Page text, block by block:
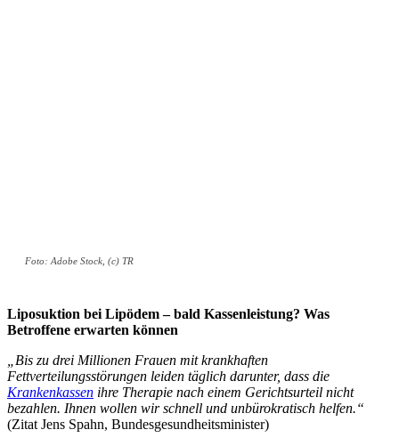
Foto: Adobe Stock, (c) TR
Liposuktion bei Lipödem – bald Kassenleistung? Was
Betroffene erwarten können
„Bis zu drei Millionen Frauen mit krankhaften
Fettverteilungsstörungen leiden täglich darunter, dass die
Krankenkassen ihre Therapie nach einem Gerichtsurteil nicht
bezahlen. Ihnen wollen wir schnell und unbürokratisch helfen.“
(Zitat Jens Spahn, Bundesgesundheitsminister)